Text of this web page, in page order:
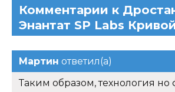
Комментарии к
Энантат SP Labs
Мартин ответил(а)
Таким образом, технология